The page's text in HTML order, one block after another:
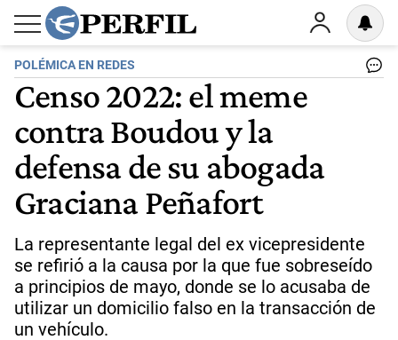
POLÉMICA EN REDES
Censo 2022: el meme
contra Boudou y la
defensa de su abogada
Graciana Peñafort
La representante legal del ex vicepresidente
se refirió a la causa por la que fue sobreseído
a principios de mayo, donde se lo acusaba de
utilizar un domicilio falso en la transacción de
un vehículo.